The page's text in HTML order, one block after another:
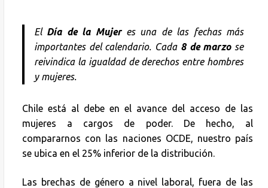
El Día de la Mujeres una de las fechas más
importantes del calendario. Cada8 de marzose
reivindica la igualdad de derechos entre hombres
y mujeres.
Chile está al debe en el avance del acceso de las
mujeres a cargos de poder. De hecho, al
compararnos con las naciones OCDE, nuestro país
se ubica en el 25% inferior de la distribución.
Las brechas de género a nivel laboral, fuera de las